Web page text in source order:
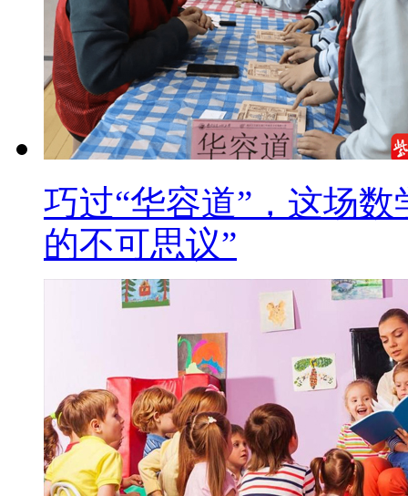
巧过“华容道”，这场
的不可思议”